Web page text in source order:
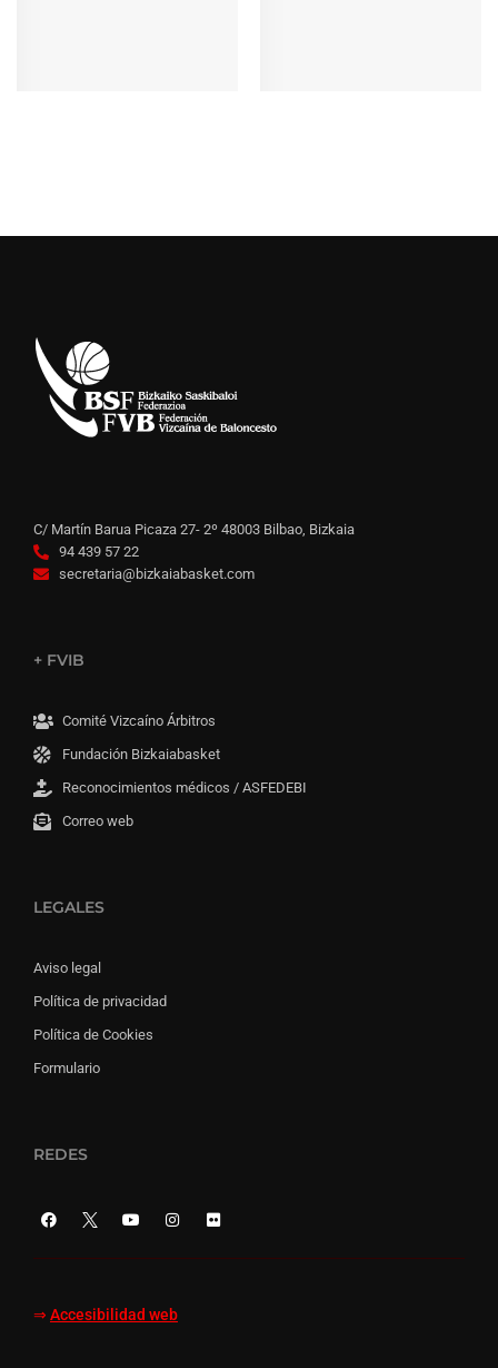
C/ Martín Barua Picaza 27- 2º 48003 Bilbao, Bizkaia
94 439 57 22
secretaria@bizkaiabasket.com
+ FVIB
Comité Vizcaíno Árbitros
Fundación Bizkaiabasket
Reconocimientos médicos / ASFEDEBI
Correo web
LEGALES
Aviso legal
Política de privacidad
Política de Cookies
Formulario
REDES
⇒ Accesibilidad web